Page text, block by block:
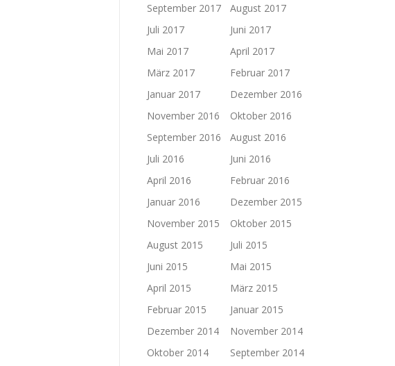
September 2017
August 2017
Juli 2017
Juni 2017
Mai 2017
April 2017
März 2017
Februar 2017
Januar 2017
Dezember 2016
November 2016
Oktober 2016
September 2016
August 2016
Juli 2016
Juni 2016
April 2016
Februar 2016
Januar 2016
Dezember 2015
November 2015
Oktober 2015
August 2015
Juli 2015
Juni 2015
Mai 2015
April 2015
März 2015
Februar 2015
Januar 2015
Dezember 2014
November 2014
Oktober 2014
September 2014